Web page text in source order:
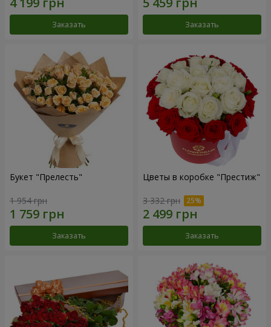
Заказать Заказать
Букет "Прелесть"
1 954 грн
Заказать
Цветы в коробке "Престиж"
3 332 грн
Заказать